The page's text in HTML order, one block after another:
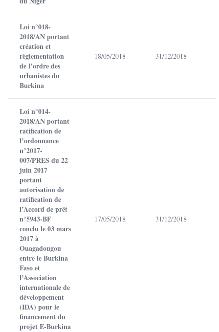
Loi n°018-
2018/AN portant
création et
règlementation
de l’ordre des
urbanistes du
Burkina
18/05/2018 31/12/2018
Loi n°014-
2018/AN portant
ratification de
l’ordonnance
n°2017-
007/PRES du 22
juin 2017
portant
autorisation de
ratification de
l’Accord de prêt
n°5943-BF
conclu le 03 mars
2017 à
Ouagadougou
entre le Burkina
Faso et
l’Association
internationale de
développement
(IDA) pour le
financement du
projet E-Burkina
17/05/2018 31/12/2018